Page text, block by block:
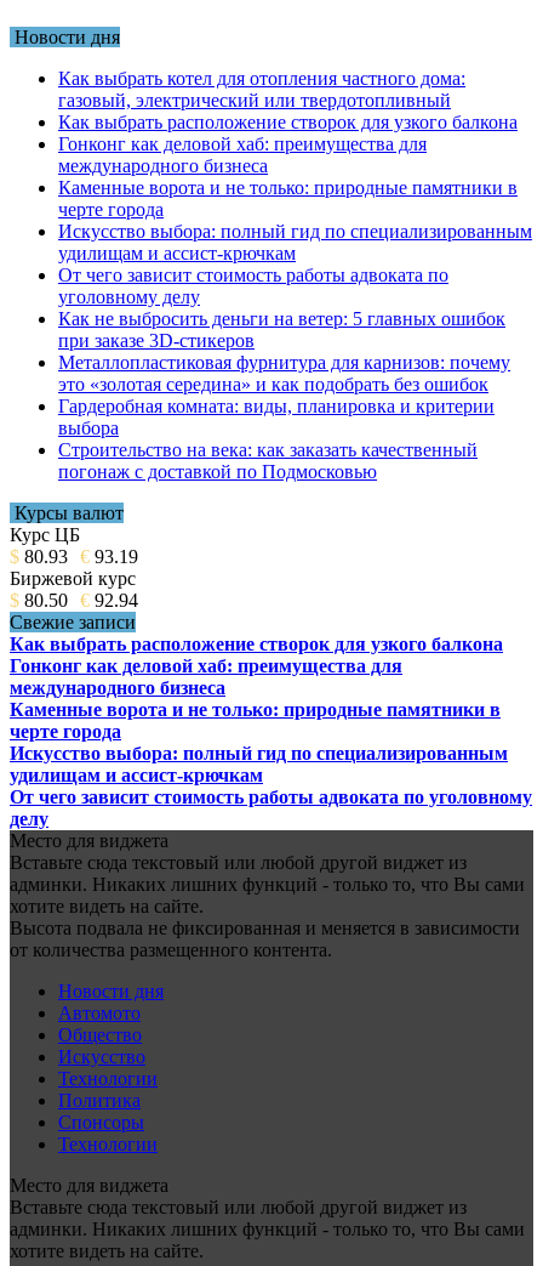
Новости дня
Как выбрать котел для отопления частного дома:
газовый, электрический или твердотопливный
Как выбрать расположение створок для узкого балкона
Гонконг как деловой хаб: преимущества для
международного бизнеса
Каменные ворота и не только: природные памятники в
черте города
Искусство выбора: полный гид по специализированным
удилищам и ассист-крючкам
От чего зависит стоимость работы адвоката по
уголовному делу
Как не выбросить деньги на ветер: 5 главных ошибок
при заказе 3D-стикеров
Металлопластиковая фурнитура для карнизов: почему
это «золотая середина» и как подобрать без ошибок
Гардеробная комната: виды, планировка и критерии
выбора
Строительство на века: как заказать качественный
погонаж с доставкой по Подмосковью
Курсы валют
Курс ЦБ
$ 80.93 € 93.19
Биржевой курс
$ 80.50 € 92.94
Свежие записи
Как выбрать расположение створок для узкого балкона
Гонконг как деловой хаб: преимущества для
международного бизнеса
Каменные ворота и не только: природные памятники в
черте города
Искусство выбора: полный гид по специализированным
удилищам и ассист-крючкам
От чего зависит стоимость работы адвоката по уголовному
делу
Место для виджета
Вставьте сюда текстовый или любой другой виджет из
админки. Никаких лишних функций - только то, что Вы сами
хотите видеть на сайте.
Высота подвала не фиксированная и меняется в зависимости
от количества размещенного контента.
Новости дня
Автомото
Общество
Искусство
Технологии
Политика
Спонсоры
Технологии
Место для виджета
Вставьте сюда текстовый или любой другой виджет из
админки. Никаких лишних функций - только то, что Вы сами
хотите видеть на сайте.